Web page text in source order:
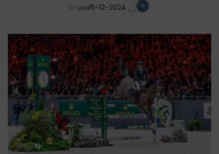
BY Lisa15-12-2024